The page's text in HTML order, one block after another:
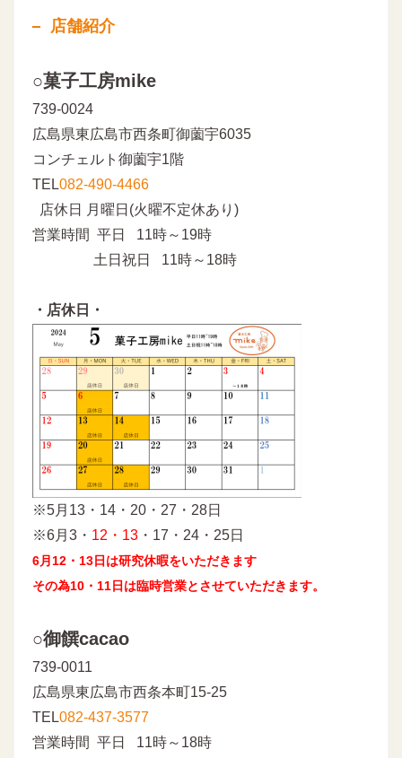
店舗紹介
○菓子工房mike
739-0024
広島県東広島市西条町御薗宇6035
コンチェルト御薗宇1階
TEL082-490-4466
店休日 月曜日(火曜不定休あり)
営業時間 平日 11時～19時
土日祝日 11時～18時
・店休日・
※5月13・14・20・27・28日
※6月3・ 12・13 ・17・24・25日
6月12・13日は研究休暇をいただきます
その為10・11日は臨時営業とさせていただきます。
○御饌cacao
739-0011
広島県東広島市西条本町15-25
TEL082-437-3577
営業時間 平日 11時～18時